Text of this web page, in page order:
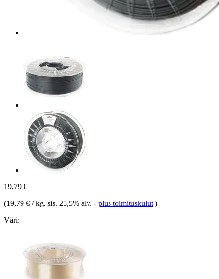
19,79 €
(19,79 € / kg, sis. 25,5% alv. - plus toimituskulut )
Väri: